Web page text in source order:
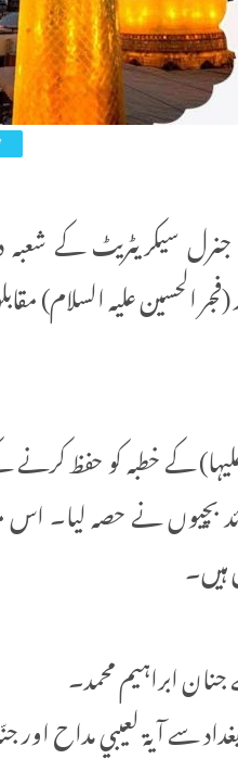
سیکریٹریٹ کے شعبہ
الحسین علیہ السلام)
کے خطبہ کو حفظ کرنے
کردہ مقابلے میں 80 سے زائد بچیوں
ابراہیم محمد۔
سے آية لعيبي مداح